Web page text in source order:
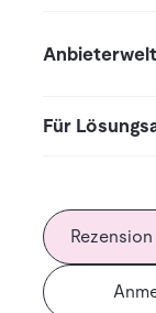
Anbieterwelt
Für
GmbH
Bauweise
in
Skalierbarkeit
Plug-and-Play-